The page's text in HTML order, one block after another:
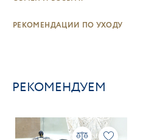
РЕКОМЕНДАЦИИ ПО УХОДУ
РЕКОМЕНДУЕМ